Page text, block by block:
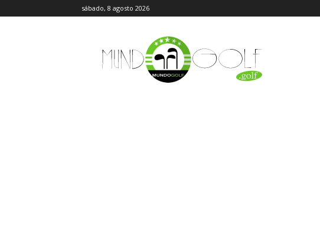
sábado, 8 agosto 2026
MundoGolf.golf